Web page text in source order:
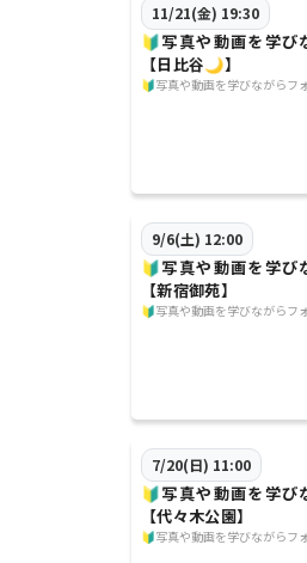
11/21(金) 19:30
🔰写真や動画を学び
【日比谷🌙】
🔰写真や動画を学びながらフ
9/6(土) 12:00
🔰写真や動画を学び
【新宿御苑】
🔰写真や動画を学びながらフ
7/20(日) 11:00
🔰写真や動画を学び
【代々木公園】
🔰写真や動画を学びながらフ